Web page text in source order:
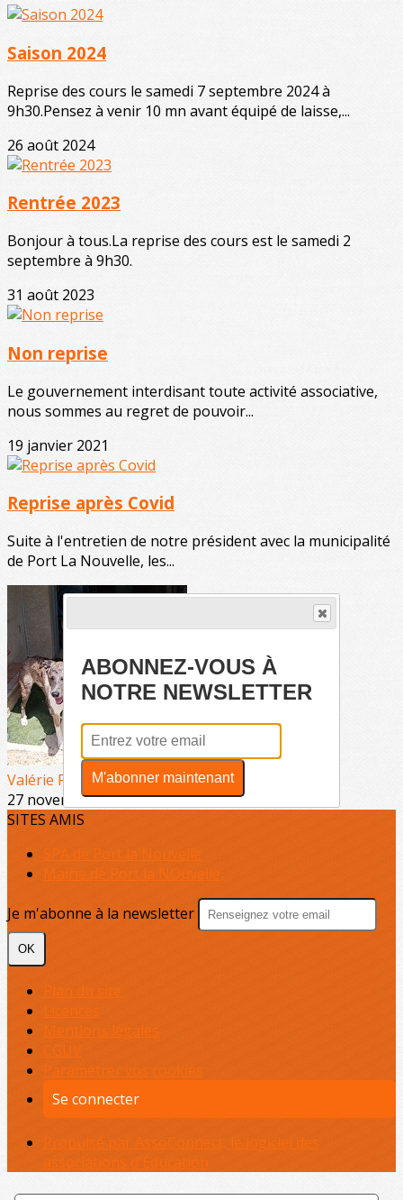
Saison 2024
Reprise des cours le samedi 7 septembre 2024 à
9h30.Pensez à venir 10 mn avant équipé de laisse,...
26 août 2024
Rentrée 2023
Bonjour à tous.La reprise des cours est le samedi 2
septembre à 9h30.
31 août 2023
Non reprise
Le gouvernement interdisant toute activité associative,
nous sommes au regret de pouvoir...
19 janvier 2021
Reprise après Covid
Suite à l'entretien de notre président avec la municipalité
de Port La Nouvelle, les...
Valérie RIERE
27 novembre 2020
SITES AMIS
SPA de Port la Nouvelle
Mairie de Port la NOuvelle
Je m'abonne à la newsletter
OK
Plan du site
Licences
Mentions légales
CGUV
Paramétrer vos cookies
Se connecter
Propulsé par AssoConnect, le logiciel des
associations d'Éducation
ABONNEZ-VOUS À
NOTRE NEWSLETTER
M'abonner maintenant